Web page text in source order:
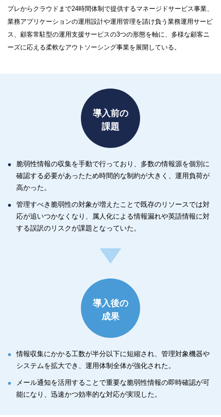
プレからクラウドまで24時間体制で提供するマネージドサービス事業、
業務アプリケーションの運用設計や運用管理を請け負う業務運用サービ
ス、顧客常駐型の運用支援サービスの3つの形態を軸に、多様な顧客ニ
ーズに応える柔軟なアウトソーシング事業を展開している。
導入前の
課題
脆弱性情報の収集を手動で行っており、多数の情報源を個別に
確認する必要があったため時間的な制約が大きく、運用負荷が
高かった。
管理すべき脆弱性の対象が増えたことで既存のリソースでは対
応が追いつかなくなり、属人化による情報漏れや英語情報に対
する誤訳のリスクが課題となっていた。
導入後の
成果
情報収集にかかる工数が半分以下に短縮され、管理対象機器や
システムを拡大でき、運用体制全体が強化された。
メール通知を活用することで重要な脆弱性情報の即時確認が可
能になり、迅速かつ効率的な対応が実現した。